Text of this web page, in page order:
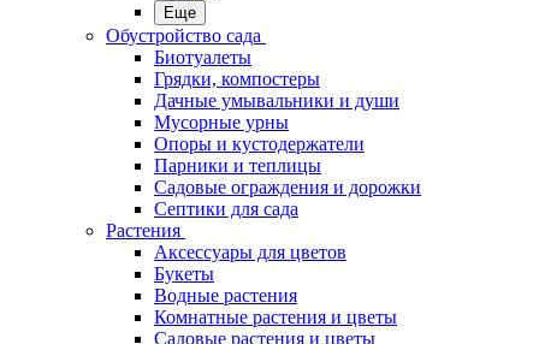
Еще
Обустройство сада
Биотуалеты
Грядки, компостеры
Дачные умывальники и души
Мусорные урны
Опоры и кустодержатели
Парники и теплицы
Садовые ограждения и дорожки
Септики для сада
Растения
Аксессуары для цветов
Букеты
Водные растения
Комнатные растения и цветы
Садовые растения и цветы